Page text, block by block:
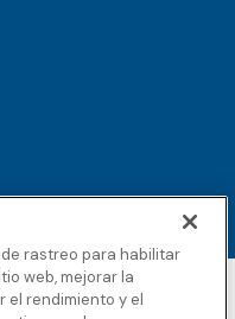
de autor
rastreo para habilitar
web, mejorar la
el rendimiento y el